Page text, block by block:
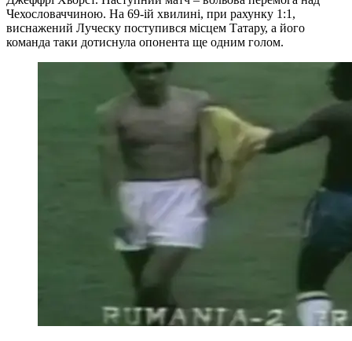
Чехословаччиною. На 69-ій хвилині, при рахунку 1:1,
виснажений Луческу поступився місцем Татару, а його
команда таки дотиснула опонента ще одним голом.